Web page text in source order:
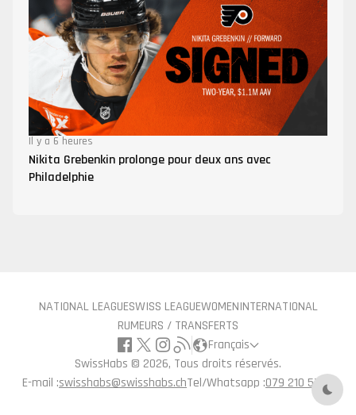
Il y a 6 heures
Nikita Grebenkin prolonge pour deux ans avec
Philadelphie
NATIONAL LEAGUESWISS LEAGUEWOMENINTERNATIONAL
RUMEURS / TRANSFERTS
Français
SwissHabs © 2026, Tous droits réservés.
E-mail :swisshabs@swisshabs.chTel/Whatsapp :079 210 57 71